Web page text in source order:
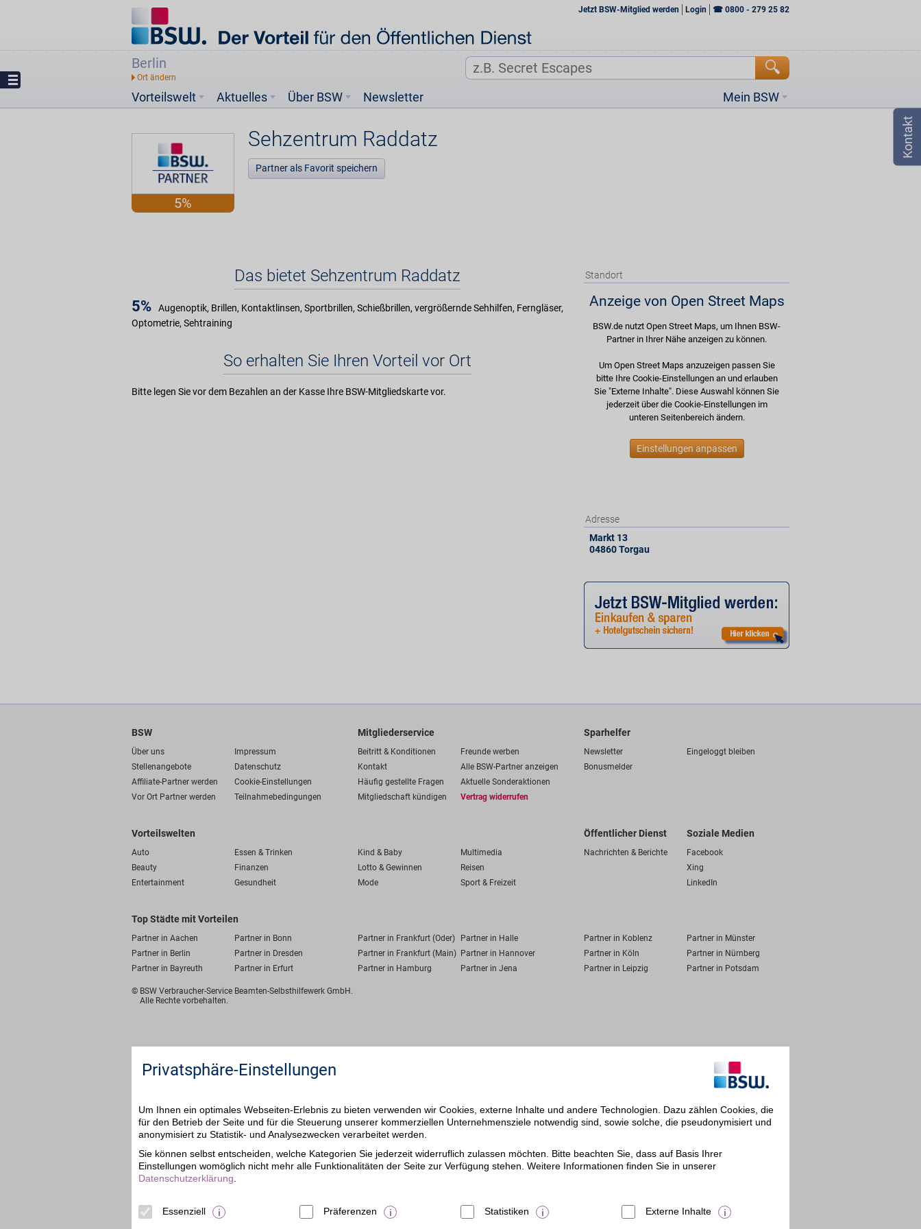
Jetzt BSW-Mitglied werden Login ☎ 0800 - 279 25 82
Berlin
Vorteilswelt Mein BSW
Aktuelles Über BSW Newsletter
5%
Sehzentrum Raddatz
Partner als Favorit speichern
Das bietet Sehzentrum Raddatz
5%
Augenoptik, Brillen, Kontaktlinsen, Sportbrillen, Schießbrillen, vergrößernde Sehhilfen, Ferngläser,
Optometrie, Sehtraining
So erhalten Sie Ihren Vorteil vor Ort
Bitte legen Sie vor dem Bezahlen an der Kasse Ihre BSW-Mitgliedskarte vor.
Standort
Anzeige von Open Street Maps
BSW.de nutzt Open Street Maps, um Ihnen BSW-
Partner in Ihrer Nähe anzeigen zu können.
Um Open Street Maps anzuzeigen passen Sie
bitte Ihre Cookie-Einstellungen an und erlauben
Sie "Externe Inhalte". Diese Auswahl können Sie
jederzeit über die Cookie-Einstellungen im
unteren Seitenbereich ändern.
Einstellungen anpassen
Adresse
Markt 13
04860Torgau
BSW
Über uns
Impressum
Stellenangebote
Datenschutz
Affiliate-Partner werden
Cookie-Einstellungen
Vor Ort Partner werden
Teilnahmebedingungen
Mitgliederservice
Beitritt & Konditionen
Freunde werben
Kontakt
Alle BSW-Partner anzeigen
Häufig gestellte Fragen
Aktuelle Sonderaktionen
Mitgliedschaft kündigen
Vertrag widerrufen
Sparhelfer
Newsletter
Eingeloggt bleiben
Bonusmelder
Vorteilswelten
Auto Essen & Trinken Kind & Baby
Multimedia
Beauty
Finanzen Lotto & Gewinnen
Reisen
Entertainment
Gesundheit Mode Sport & Freizeit
Öffentlicher Dienst
Nachrichten & Berichte
Soziale Medien
Facebook
Xing
LinkedIn
Top Städte mit Vorteilen
Partner in Aachen Partner in Bonn Partner in Frankfurt (Oder) Partner in Halle Partner in Koblenz
Partner in Münster
Partner in Berlin
Partner in Dresden Partner in Frankfurt (Main) Partner in Hannover Partner in Köln
Partner in Nürnberg
Partner in Bayreuth
Partner in Erfurt Partner in Hamburg Partner in Jena Partner in Leipzig Partner in Potsdam
© BSW Verbraucher-Service Beamten-Selbsthilfewerk GmbH.
Alle Rechte vorbehalten.
Privatsphäre-Einstellungen
Um Ihnen ein optimales Webseiten-Erlebnis zu bieten verwenden wir Cookies, externe Inhalte und andere Technologien. Dazu zählen Cookies, die
für den Betrieb der Seite und für die Steuerung unserer kommerziellen Unternehmensziele notwendig sind, sowie solche, die pseudonymisiert und
anonymisiert zu Statistik- und Analysezwecken verarbeitet werden.
Sie können selbst entscheiden, welche Kategorien Sie jederzeit widerruflich zulassen möchten. Bitte beachten Sie, dass auf Basis Ihrer
Einstellungen womöglich nicht mehr alle Funktionalitäten der Seite zur Verfügung stehen. Weitere Informationen finden Sie in unserer
Datenschutzerklärung
Essenziell Präferenzen Statistiken Externe Inhalte